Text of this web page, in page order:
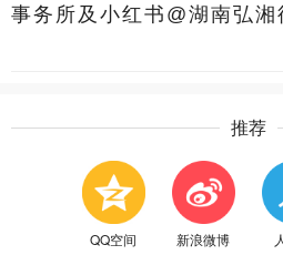
事务所及小红书@湖南弘湘
推荐
QQ空间 新浪微博